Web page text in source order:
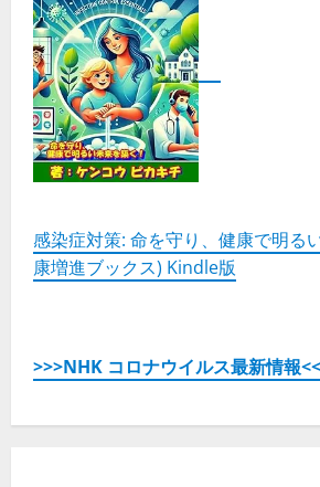
感染症対策: 命を守り、健康で明る
康増進ブックス) Kindle版
>>>NHK コロナウイルス最新情報